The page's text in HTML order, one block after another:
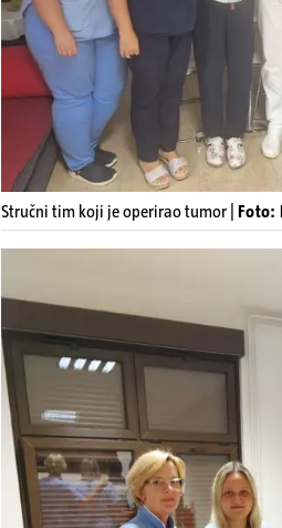
Stručni tim koji je operirao tumor | Foto: